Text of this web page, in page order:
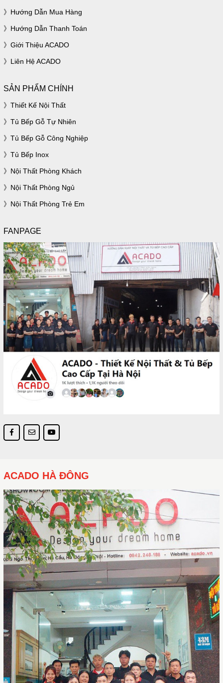
Hướng Dẫn Mua Hàng
Hướng Dẫn Thanh Toán
Giới Thiệu ACADO
Liên Hệ ACADO
SẢN PHẨM CHÍNH
Thiết Kế Nội Thất
Tủ Bếp Gỗ Tự Nhiên
Tủ Bếp Gỗ Công Nghiệp
Tủ Bếp Inox
Nội Thất Phòng Khách
Nội Thất Phòng Ngủ
Nội Thất Phòng Trẻ Em
FANPAGE
ACADO HÀ ĐÔNG